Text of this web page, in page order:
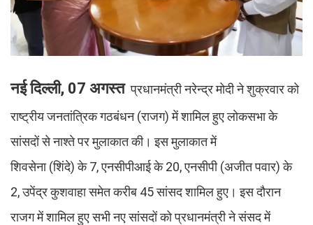
नई दिल्ली, 07 अगस्त प्रधानमंत्री नरेन्द्र मोदी ने शुक्रवार को
राष्ट्रीय जनतांत्रिक गठबंधन (राजग) में शामिल हुए लोकसभा के
सांसदों से नाश्ते पर मुलाकात की। इस मुलाकात में
शिवसेना (शिंदे) के 7, एनसीपीआई के 20, एनसीपी (अजीत पवार) के
2, उपेंद्र कुशवाहा समेत करीब 45 सांसद शामिल हुए। इस दौरान
राजग में शामिल हुए सभी नए सांसदों को प्रधानमंत्री ने संसद में